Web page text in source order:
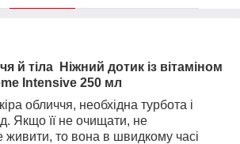
й тіла Ніжний дотик із вітаміном
Intensive 250 мл
обличчя, необхідна турбота і
Якщо її не очищати, не
живити, то вона в швидкому часі